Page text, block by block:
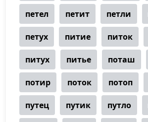
петел петит петли
петух питие питок
питух питье поташ
потир поток потоп
путец путик путло